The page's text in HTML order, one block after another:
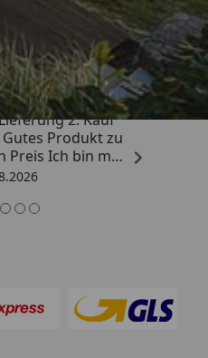
Shops
4,81/ 5
gefallen hat mir :
2. Kauf
Produkt zu
Preis Ich bin mit
sehr